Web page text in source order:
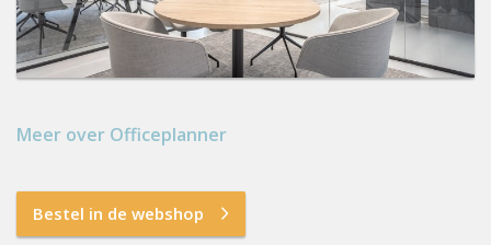
Meer over Officeplanner
Bestel in de webshop